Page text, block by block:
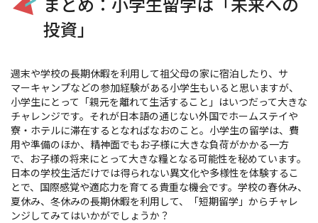
投資」
週末や学校の長期休暇を利用して祖父母の家に宿泊したり、サ
マーキャンプなどの参加経験がある小学生もいると思いますが、
小学生にとって「親元を離れて生活すること」はいつだって大きな
チャレンジです。それが日本語の通じない外国でホームステイや
寮・ホテルに滞在するとなればなおのこと。小学生の留学は、費
用や準備のほか、精神面でもお子様に大きな負荷がかかる一方
で、お子様の将来にとって大きな糧となる可能性を秘めています。
日本の学校生活だけでは得られない異文化や多様性を体験するこ
とで、国際感覚や適応力を育てる貴重な機会です。学校の春休み、
夏休み、冬休みの長期休暇を利用して、「短期留学」からチャレ
ンジしてみてはいかがでしょうか？